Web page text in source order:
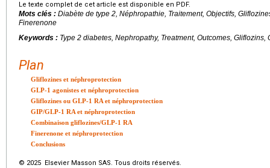
Le texte complet de cet article est disponible en PDF.
Mots clés : Diabète de type 2, Néphropathie, Traitement, Objectifs,
Finerenone
Keywords : Type 2 diabetes, Nephropathy, Treatment, Outcomes,
Plan
Gliflozines et néphroprotection
GLP-1 agonistes et néphroprotection
Gliflozines ou GLP-1 RA et néphroprotection
GIP/GLP-1 RA et néphroprotection
Combinaison gliflozines/GLP-1 RA
Finerenone et néphroprotection
Conclusions
© 2025 Elsevier Masson SAS. Tous droits réservés.